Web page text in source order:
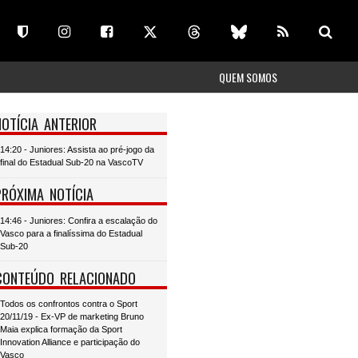
QUEM SOMOS
ANTERIOR
14:20 - Juniores: Assista ao pré-jogo da
final do Estadual Sub-20 na VascoTV
NOTÍCIA
14:46 - Juniores: Confira a escalação do
Vasco para a finalíssima do Estadual
Sub-20
RELACIONADO
Todos os confrontos contra o Sport
20/11/19 - Ex-VP de marketing Bruno
Maia explica formação da Sport
Innovation Alliance e participação do
Vasco